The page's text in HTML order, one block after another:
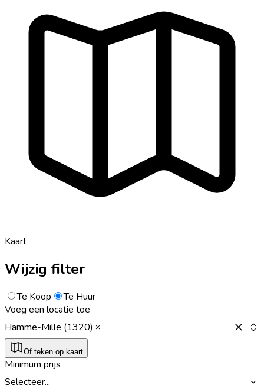
Kaart
Wijzig filter
Te Koop
Te Huur
Voeg een locatie toe
Hamme-Mille (1320)
Of teken op kaart
Minimum prijs
Selecteer...